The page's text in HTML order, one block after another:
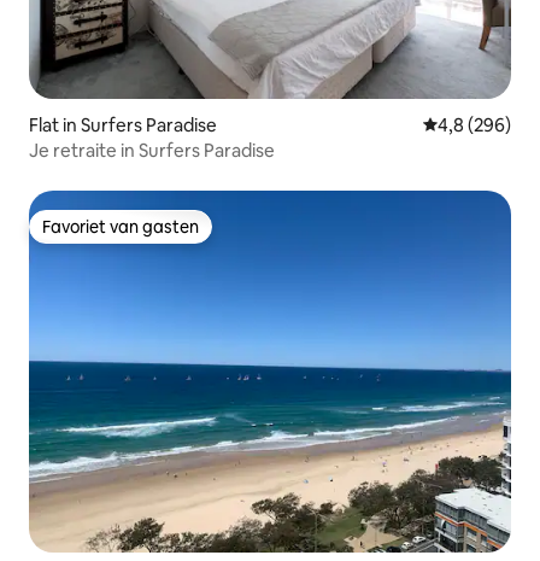
Flat in Surfers Paradise Gemiddelde
4,8 (296)
Je retraite in Surfers Paradise
Favoriet van gasten
Favoriet van gasten